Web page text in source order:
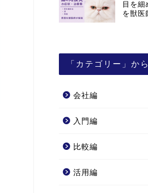
目を細
を獣医
「カテゴリー」か
会社編
入門編
比較編
活用編